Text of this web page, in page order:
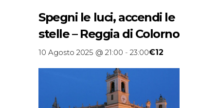
Spegni le luci, accendi le
stelle – Reggia di Colorno
10 Agosto 2025 @ 21:00 - 23:00€12